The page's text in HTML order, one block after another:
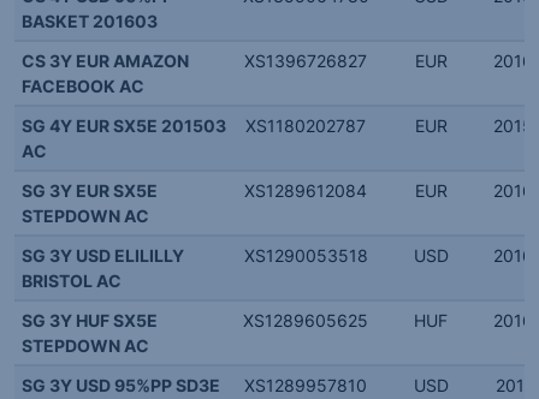
BASKET 201603
CS 3Y EUR AMAZON
FACEBOOK AC
XS1396726827 EUR
SG 4Y EUR SX5E 201503
AC
XS1180202787 EUR
SG 3Y EUR SX5E
STEPDOWN AC
XS1289612084 EUR
SG 3Y USD ELILILLY
BRISTOL AC
XS1290053518 USD
SG 3Y HUF SX5E
STEPDOWN AC
XS1289605625 HUF
SG 3Y USD 95%PP SD3E
XS1289957810 USD